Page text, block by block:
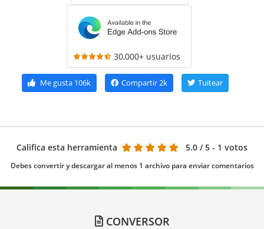
30,000+ usuarios
Me gusta106k Compartir2k Tuitear
Califica esta herramienta 5.0 / 5 - 1 votos
Debes convertir y descargar al menos 1 archivo para enviar comentarios
CONVERSOR